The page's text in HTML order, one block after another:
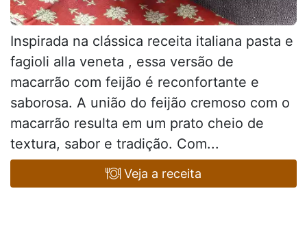
Inspirada na clássica receita italiana pasta e
fagioli alla veneta , essa versão de
macarrão com feijão é reconfortante e
saborosa. A união do feijão cremoso com o
macarrão resulta em um prato cheio de
textura, sabor e tradição. Com...
Veja a receita